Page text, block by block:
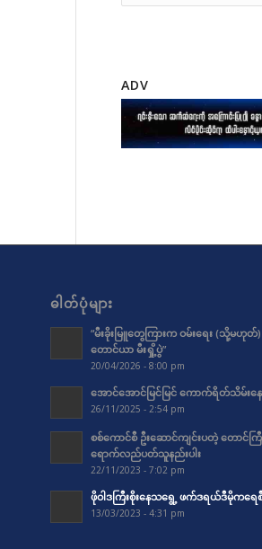
ADV
ဓါတ်ပုံများ
“မီးခိုးမြူတွေကြားက ဝမ်းရေး (သို့မဟု
တောင်ယာ မီးရှို့ပွဲ”
20/04/2026 - 8:00 pm
အောင်အောင်မြင်မြင် ကောက်ရိတ်သိမ်း
26/11/2025 - 2:54 pm
စစ်ကောင်စီ ဦးဆောင်ကျင်းပတဲ့ တောင်
ရောက်လည်ပတ်သူနည်းပါး
22/11/2023 - 7:02 pm
ဖိုဝါဒကြီးစိုးနေသရွေ့ ဖက်ဒရယ်ဒီမိုကရ
13/03/2023 - 4:31 pm